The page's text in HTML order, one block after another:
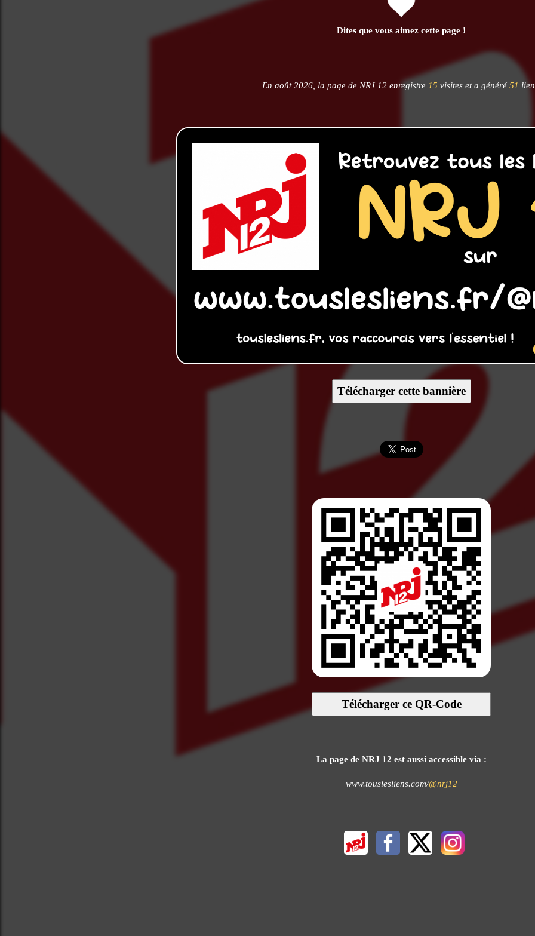
Dites que vous aimez cette page !
En août 2026, la page de NRJ 12 enregistre 15 visites et a généré 51
Télécharger cette bannière
Télécharger ce QR-Code
La page de NRJ 12 est aussi accessible via :
www.touslesliens.com/@nrj12